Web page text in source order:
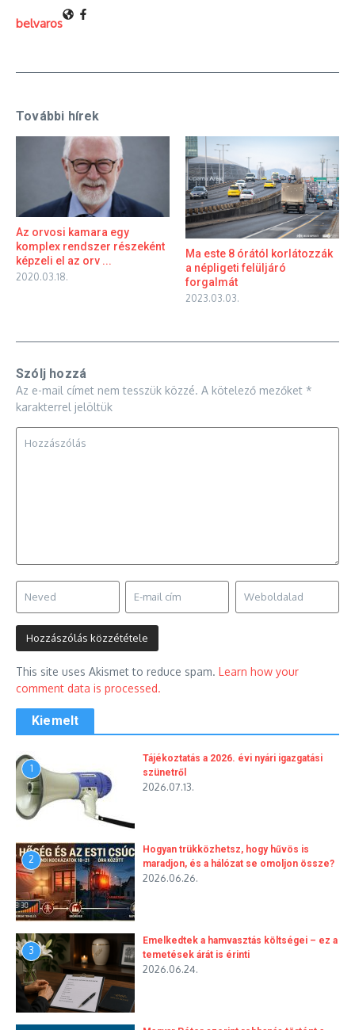
belvaros
További hírek
Az orvosi kamara egy
komplex rendszer részeként
képzeli el az orv ...
2020.03.18.
Ma este 8 órától korlátozzák
a népligeti felüljáró
forgalmát
2023.03.03.
Szólj hozzá
Az e-mail címet nem tesszük közzé. A kötelező mezőket *
karakterrel jelöltük
This site uses Akismet to reduce spam. Learn how your
comment data is processed.
Kiemelt
1
Tájékoztatás a 2026. évi nyári igazgatási
szünetről
2026.07.13.
2
Hogyan trükközhetsz, hogy hűvös is
maradjon, és a hálózat se omoljon össze?
2026.06.26.
3
Emelkedtek a hamvasztás költségei – ez a
temetések árát is érinti
2026.06.24.